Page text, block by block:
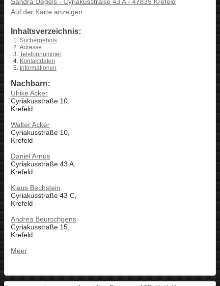
Auf der Karte anzeigen
Inhaltsverzeichnis:
Suchergebnis
Adresse
Telefonnummer
Kontaktdaten
Informationen
Nachbarn:
Ulrike Acker
Cyriakusstraße 10,
Krefeld
Walter Acker
Cyriakusstraße 10,
Krefeld
Daniel Arnus
Cyriakusstraße 43 A,
Krefeld
Klaus Bechstein
Cyriakusstraße 43 C,
Krefeld
Andrea Beurschgens
Cyriakusstraße 15,
Krefeld
Meer